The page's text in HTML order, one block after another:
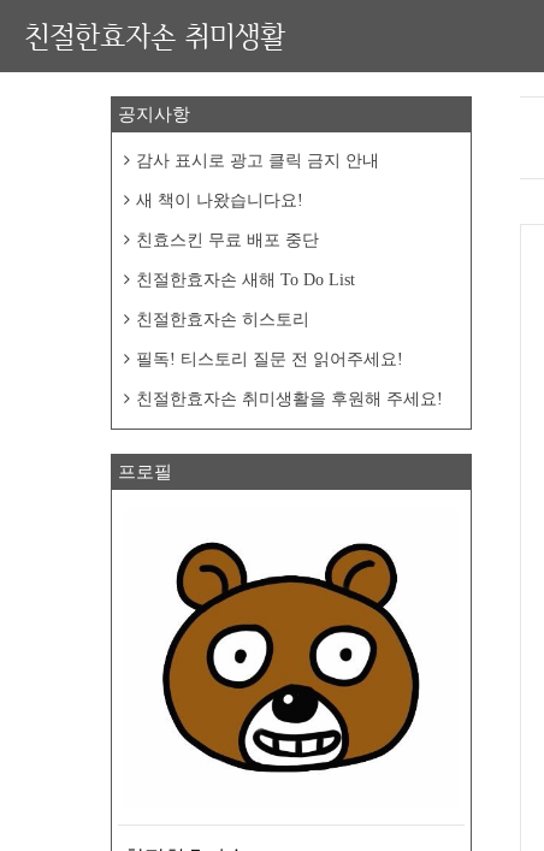
친절한효자손 취미생활
공지사항
감사 표시로 광고 클릭 금지 안내
새 책이 나왔습니다요!
친효스킨 무료 배포 중단
친절한효자손 새해 To Do List
친절한효자손 히스토리
필독! 티스토리 질문 전 읽어주세요!
친절한효자손 취미생활을 후원해 주세요!
프로필